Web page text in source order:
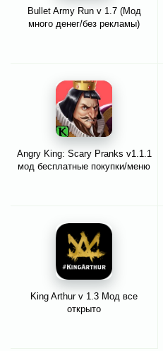
Bullet Army Run v 1.7 (Мод
много денег/без рекламы)
Angry King: Scary Pranks v1.1.1
мод бесплатные покупки/меню
King Arthur v 1.3 Мод все
открыто